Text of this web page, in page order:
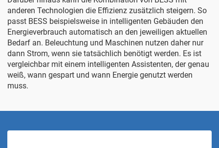
anderen Technologien die Effizienz zusätzlich steigern. So
passt BESS beispielsweise in intelligenten Gebäuden den
Energieverbrauch automatisch an den jeweiligen aktuellen
Bedarf an. Beleuchtung und Maschinen nutzen daher nur
dann Strom, wenn sie tatsächlich benötigt werden. Es ist
vergleichbar mit einem intelligenten Assistenten, der genau
weiß, wann gespart und wann Energie genutzt werden
muss.